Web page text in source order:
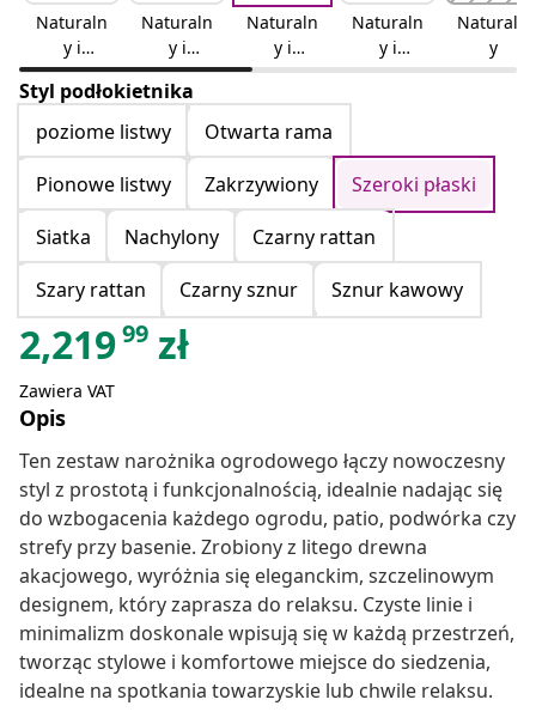
Naturaln
y i
kremowy
Naturaln
y i
jasnoszar
y
Naturaln
y i
antracyto
wy
Naturaln
y i
beżowy
Naturaln
y
Styl podłokietnika
poziome listwy
Otwarta rama
Pionowe listwy
Zakrzywiony
Szeroki płaski
Siatka
Nachylony
Czarny rattan
Szary rattan
Czarny sznur Sznur kawowy
2,21999 zł
Zawiera VAT
Opis
Ten zestaw narożnika ogrodowego łączy nowoczesny
styl z prostotą i funkcjonalnością, idealnie nadając się
do wzbogacenia każdego ogrodu, patio, podwórka czy
strefy przy basenie. Zrobiony z litego drewna
akacjowego, wyróżnia się eleganckim, szczelinowym
designem, który zaprasza do relaksu. Czyste linie i
minimalizm doskonale wpisują się w każdą przestrzeń,
tworząc stylowe i komfortowe miejsce do siedzenia,
idealne na spotkania towarzyskie lub chwile relaksu.